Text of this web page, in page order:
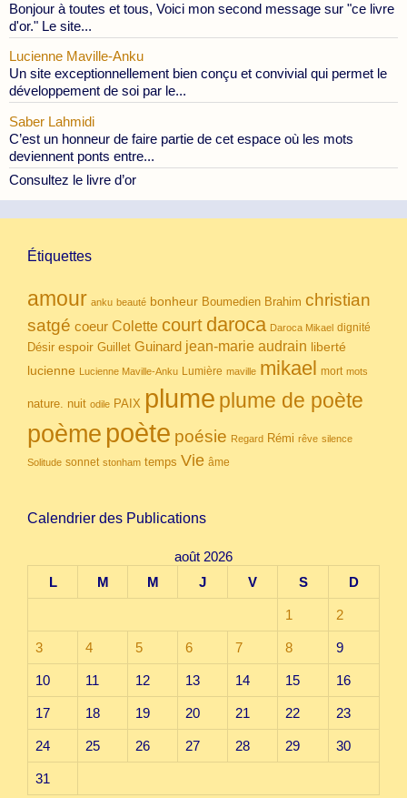
Bonjour à toutes et tous, Voici mon second message sur "ce livre
d'or." Le site...
Lucienne Maville-Anku
Un site exceptionnellement bien conçu et convivial qui permet le
développement de soi par le...
Saber Lahmidi
C’est un honneur de faire partie de cet espace où les mots
deviennent ponts entre...
Consultez le livre d’or
Étiquettes
amour anku beauté bonheur Boumedien Brahim christian
satgé coeur Colette court daroca Daroca Mikael dignité
Désir espoir Guillet Guinard jean-marie audrain liberté
lucienne Lucienne Maville-Anku Lumière maville mikael mort mots
nature. nuit odile PAIX plume plume de poète
poème poète poésie Regard Rémi rêve silence
Solitude sonnet stonham temps Vie âme
Calendrier des Publications
août 2026
L
M M J V S D
1 2
3 4 5 6 7 8 9
10 11 12 13 14 15 16
17 18 19 20 21 22 23
24 25 26 27 28 29 30
31